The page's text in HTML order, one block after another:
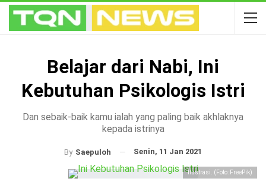
Belajar dari Nabi, Ini
Kebutuhan Psikologis Istri
Dan sebaik-baik kamu ialah yang paling baik akhlaknya
kepada istrinya
By Saepuloh Senin, 11 Jan 2021
Ilustrasi. (Foto: FreePik)